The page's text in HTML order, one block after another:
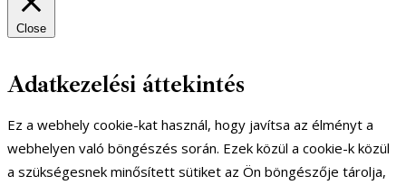
Close
Adatkezelési áttekintés
Ez a webhely cookie-kat használ, hogy javítsa az élményt a
webhelyen való böngészés során. Ezek közül a cookie-k közül
a szükségesnek minősített sütiket az Ön böngészője tárolja,